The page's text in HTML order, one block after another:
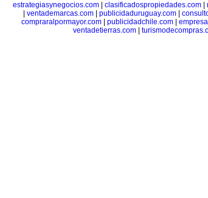
estrategiasynegocios.com| clasificadospropiedades.com|
ventademarcas.com publicidaduruguay.com
compraralpormayor.com| publicidadchile.com|
ventadetierras.com